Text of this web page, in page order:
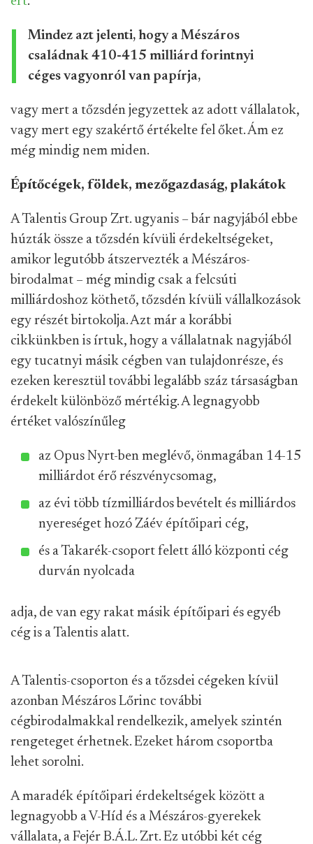
Mindez azt jelenti, hogy a Mészáros
családnak 410-415 milliárd forintnyi
céges vagyonról van papírja,
vagy mert a tőzsdén jegyzettek az adott vállalatok,
vagy mert egy szakértő értékelte fel őket. Ám ez
még mindig nem miden.
Építőcégek, földek, mezőgazdaság, plakátok
A Talentis Group Zrt. ugyanis – bár nagyjából ebbe
húzták össze a tőzsdén kívüli érdekeltségeket,
amikor legutóbb átszervezték a Mészáros-
birodalmat – még mindig csak a felcsúti
milliárdoshoz köthető, tőzsdén kívüli vállalkozások
egy részét birtokolja. Azt már a korábbi
cikkünkben is írtuk, hogy a vállalatnak nagyjából
egy tucatnyi másik cégben van tulajdonrésze, és
ezeken keresztül további legalább száz társaságban
érdekelt különböző mértékig. A legnagyobb
értéket valószínűleg
az Opus Nyrt-ben meglévő, önmagában 14-15
milliárdot érő részvénycsomag,
az évi több tízmilliárdos bevételt és milliárdos
nyereséget hozó Záév építőipari cég,
és a Takarék-csoport felett álló központi cég
durván nyolcada
adja, de van egy rakat másik építőipari és egyéb
cég is a Talentis alatt.
A Talentis-csoporton és a tőzsdei cégeken kívül
azonban Mészáros Lőrinc további
cégbirodalmakkal rendelkezik, amelyek szintén
rengeteget érhetnek. Ezeket három csoportba
lehet sorolni.
A maradék építőipari érdekeltségek között a
legnagyobb a V-Híd és a Mészáros-gyerekek
vállalata, a Fejér B.Á.L. Zrt. Ez utóbbi két cég